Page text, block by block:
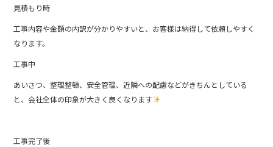
見積もり時
工事内容や金額の内訳が分かりやすいと、お客様は納得して依頼しやすく
なります。
工事中
あいさつ、整理整頓、安全管理、近隣への配慮などがきちんとしている
と、会社全体の印象が大きく良くなります
工事完了後